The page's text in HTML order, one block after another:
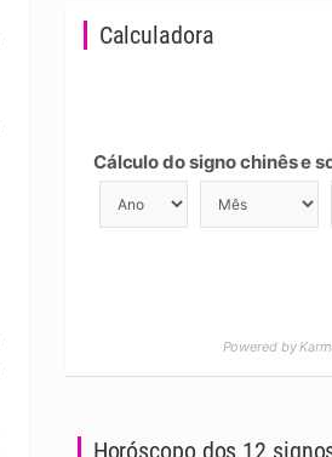
Calculadora
Cálculo do signo chinês e
Powered by
Horóscopo dos 12